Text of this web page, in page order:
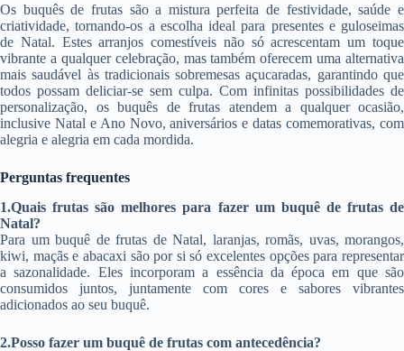
Os buquês de frutas são a mistura perfeita de festividade, saúde e
criatividade, tornando-os a escolha ideal para presentes e guloseimas
de Natal. Estes arranjos comestíveis não só acrescentam um toque
vibrante a qualquer celebração, mas também oferecem uma alternativa
mais saudável às tradicionais sobremesas açucaradas, garantindo que
todos possam deliciar-se sem culpa. Com infinitas possibilidades de
personalização, os buquês de frutas atendem a qualquer ocasião,
inclusive Natal e Ano Novo, aniversários e datas comemorativas, com
alegria e alegria em cada mordida.
Perguntas frequentes
1.Quais frutas são melhores para fazer um buquê de frutas de
Natal?
Para um buquê de frutas de Natal, laranjas, romãs, uvas, morangos,
kiwi, maçãs e abacaxi são por si só excelentes opções para representar
a sazonalidade. Eles incorporam a essência da época em que são
consumidos juntos, juntamente com cores e sabores vibrantes
adicionados ao seu buquê.
2.Posso fazer um buquê de frutas com antecedência?